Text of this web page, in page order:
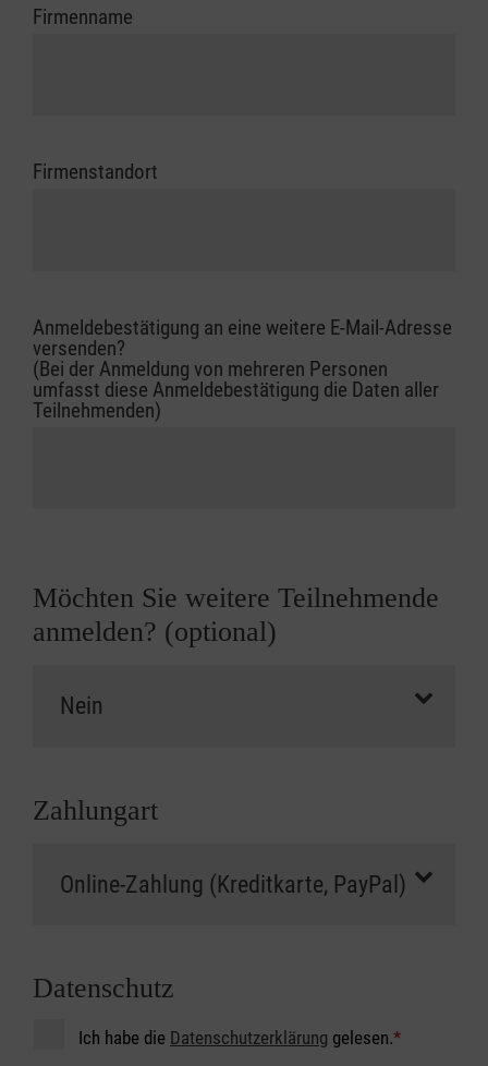
Firmenname
Firmenstandort
Anmeldebestätigung an eine weitere E-Mail-Adresse
versenden?
(Bei der Anmeldung von mehreren Personen
umfasst diese Anmeldebestätigung die Daten aller
Teilnehmenden)
Möchten Sie weitere Teilnehmende
anmelden? (optional)
Zahlungart
Datenschutz
Ich habe die Datenschutzerklärung gelesen.*